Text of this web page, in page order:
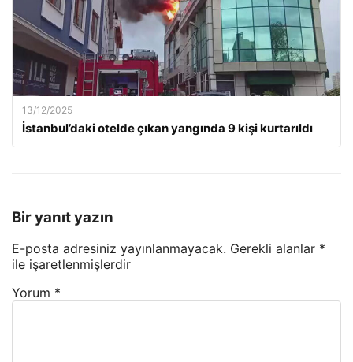
13/12/2025
İstanbul’daki otelde çıkan yangında 9 kişi kurtarıldı
Bir yanıt yazın
E-posta adresiniz yayınlanmayacak. Gerekli alanlar *
ile işaretlenmişlerdir
Yorum *